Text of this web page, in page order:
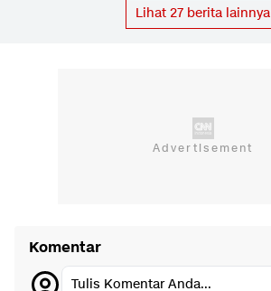
Lihat 27berita lainnya
Komentar
Tulis Komentar Anda...